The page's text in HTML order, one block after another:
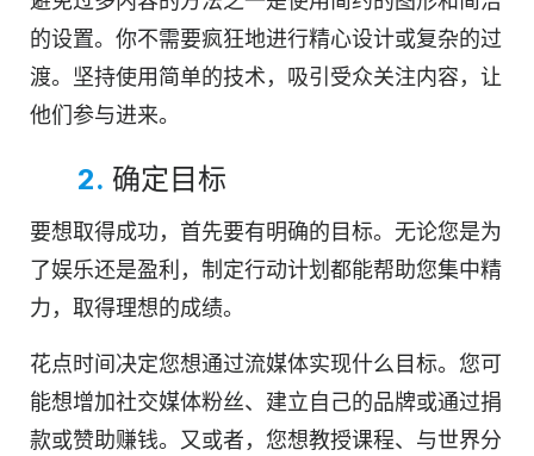
的设置。你不需要疯狂地进行精心设计或复杂的过
渡。坚持使用简单的技术，吸引受众关注内容，让
他们参与进来。
2. 确定目标
要想取得成功，首先要有明确的目标。无论您是为
了娱乐还是盈利，制定行动计划都能帮助您集中精
力，取得理想的成绩。
花点时间决定您想通过流媒体实现什么目标。您可
能想增加社交媒体粉丝、建立自己的品牌或通过捐
款或赞助赚钱。又或者，您想教授课程、与世界分